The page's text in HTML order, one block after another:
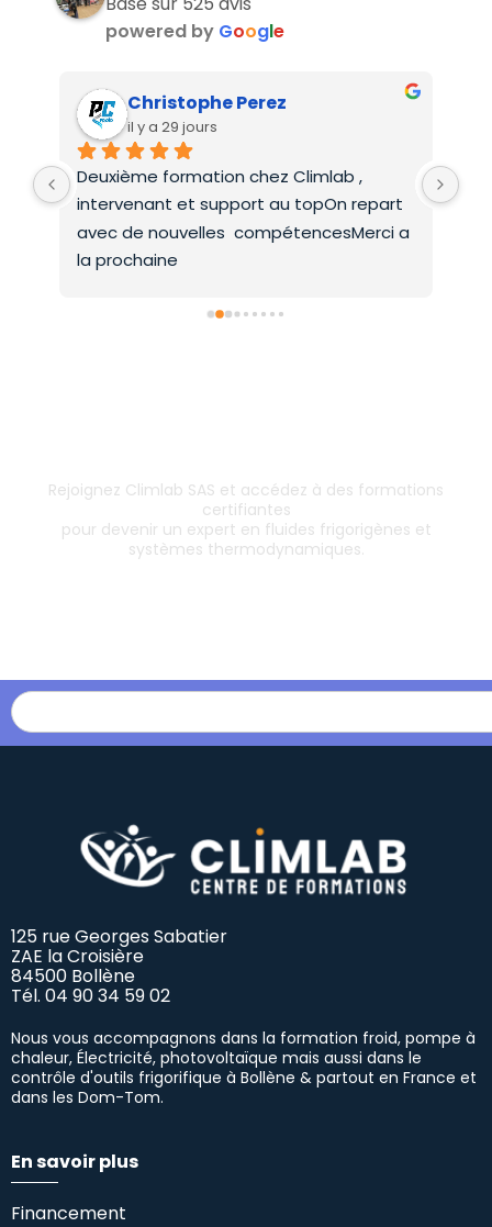
powered by Google
Christophe Perez
il y a 29 jours
Deuxième formation chez Climlab ,
intervenant et support au topOn repart
avec de nouvelles  compétencesMerci a
la prochaine
Rejoignez Climlab SAS et accédez à des formations
certifiantes
pour devenir un expert en fluides frigorigènes et
systèmes thermodynamiques.
125 rue Georges Sabatier
ZAE la Croisière
84500 Bollène
Tél. 04 90 34 59 02
Nous vous accompagnons dans la formation froid, pompe à
chaleur, Électricité, photovoltaïque mais aussi dans le
contrôle d'outils frigorifique à Bollène & partout en France et
dans les Dom-Tom.
En savoir plus
Financement